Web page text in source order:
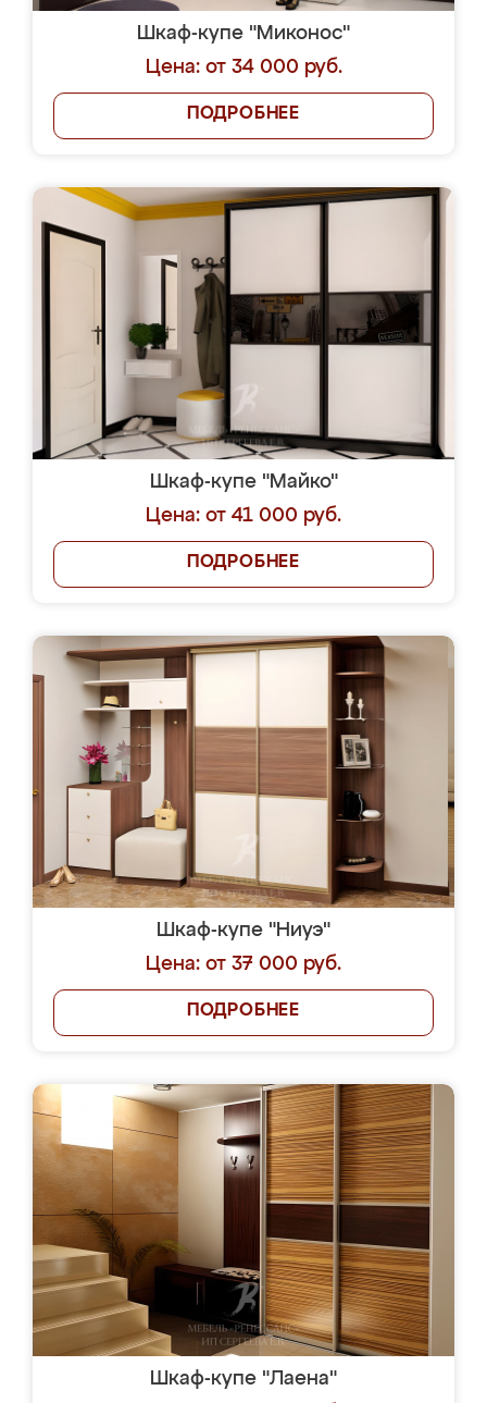
Шкаф-купе "Миконос"
Цена: от 34 000 руб.
ПОДРОБНЕЕ
Шкаф-купе "Майко"
Цена: от 41 000 руб.
ПОДРОБНЕЕ
Шкаф-купе "Ниуэ"
Цена: от 37 000 руб.
ПОДРОБНЕЕ
Шкаф-купе "Лаена"